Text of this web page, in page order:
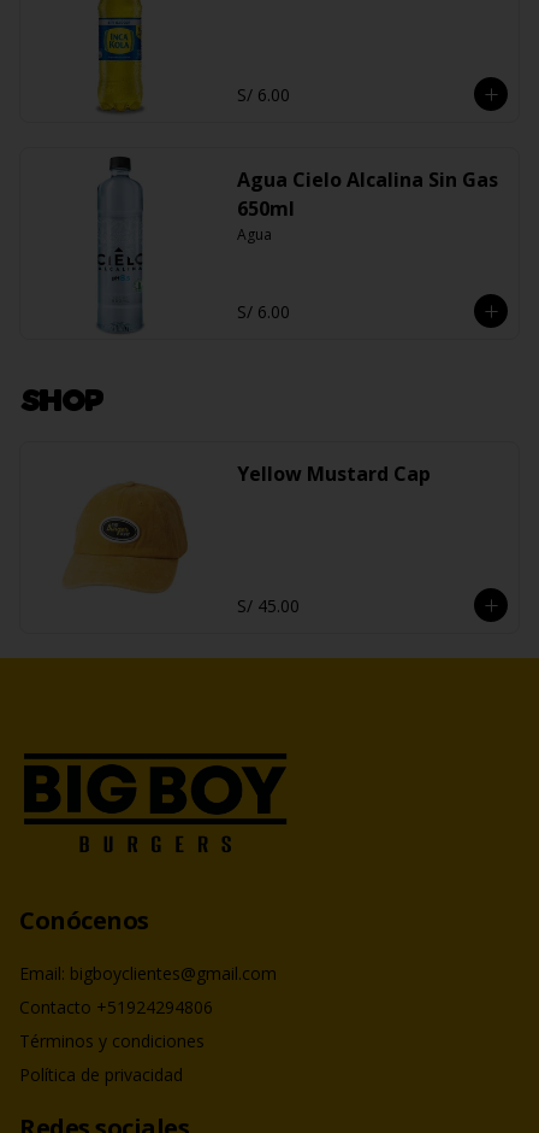
S/ 6.00
Agua Cielo Alcalina Sin Gas
650ml
Agua
S/ 6.00
SHOP
Yellow Mustard Cap
S/ 45.00
Conócenos
Email: bigboyclientes@gmail.com
Contacto +51924294806
Términos y condiciones
Política de privacidad